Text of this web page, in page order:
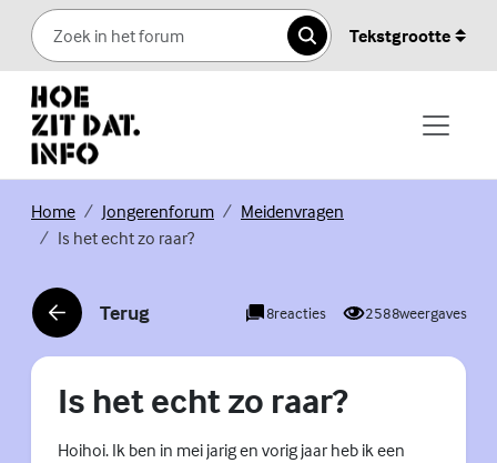
Skip to content
Zoeken
Tekstgrootte
Home(Externe link)
Jongerenforum(Externe link)
Meidenvragen
Is het echt zo raar?
Terug
(Externe link) 8reacties 2588weergaves
Is het echt zo raar?
Hoihoi. Ik ben in mei jarig en vorig jaar heb ik een